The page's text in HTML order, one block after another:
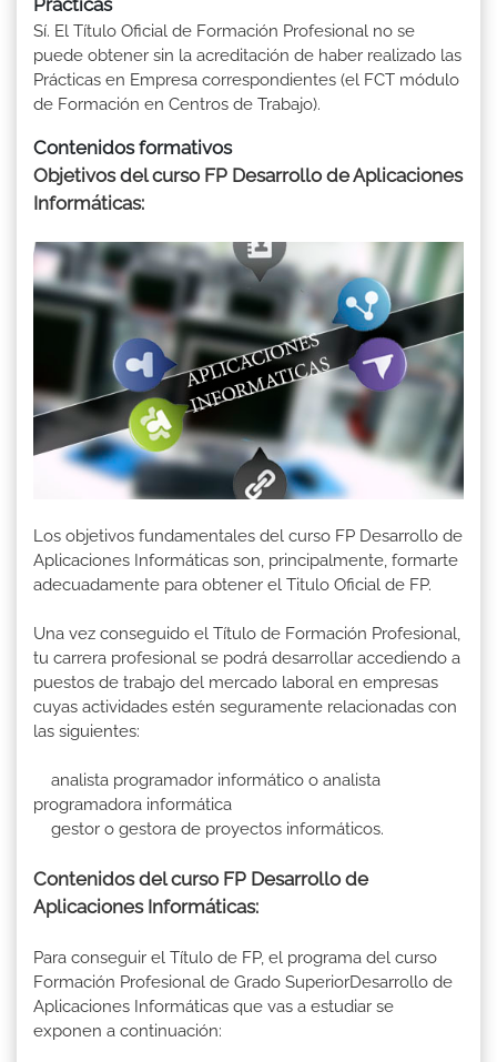
Sí. El Título Oficial de Formación Profesional no se
puede obtener sin la acreditación de haber realizado las
Prácticas en Empresa correspondientes (el FCT módulo
de Formación en Centros de Trabajo).
Contenidos formativos
Objetivos del curso FP Desarrollo de Aplicaciones
Informáticas:
Los objetivos fundamentales del curso FP Desarrollo de
Aplicaciones Informáticas son, principalmente, formarte
adecuadamente para obtener el Titulo Oficial de FP.
Una vez conseguido el Título de Formación Profesional,
tu carrera profesional se podrá desarrollar accediendo a
puestos de trabajo del mercado laboral en empresas
cuyas actividades estén seguramente relacionadas con
las siguientes:
analista programador informático o analista
programadora informática
gestor o gestora de proyectos informáticos.
Contenidos del curso FP Desarrollo de
Aplicaciones Informáticas:
Para conseguir el Título de FP, el programa del curso
Formación Profesional de Grado SuperiorDesarrollo de
Aplicaciones Informáticas que vas a estudiar se
exponen a continuación: